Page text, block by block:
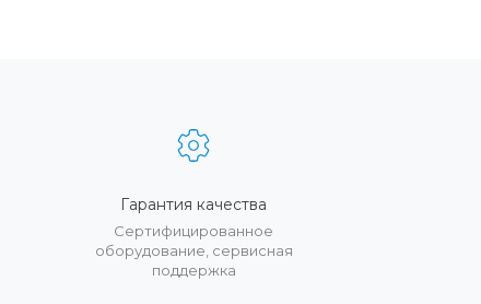
Гарантия качества
Сертифицированное
оборудование, сервисная
поддержка